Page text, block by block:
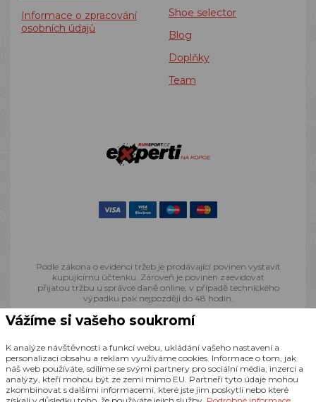
Informace o zpracování
osobních údajů
Shoe selector
Blog
Doplňky
Team
Podle zákona o evidenci tržeb je prodávající povinen vystavit
kupujícímu účtenku. Zároveň je povinen zaevidovat
přijatou tržbu u správce daně online; v případě technického
výpadku pak nejpozději do 48 hodin.
RealizaceCZECHGROUP.cz
Vážíme si vašeho soukromí
K analýze návštěvnosti a funkcí webu, ukládání vašeho nastavení a
personalizaci obsahu a reklam využíváme cookies. Informace o tom, jak
náš web používáte, sdílíme se svými partnery pro sociální média, inzerci a
analýzy, kteří mohou být ze zemí mimo EU. Partneři tyto údaje mohou
zkombinovat s dalšími informacemi, které jste jim poskytli nebo které